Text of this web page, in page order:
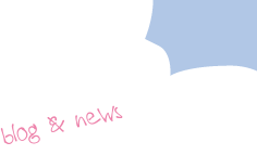
blog & news